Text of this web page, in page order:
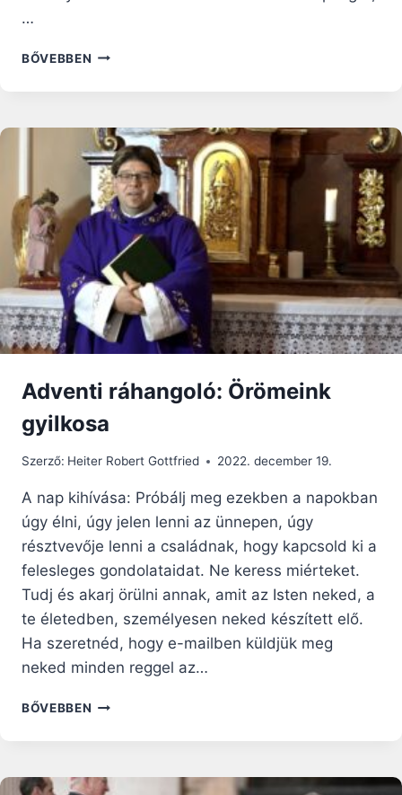
…
BŐVEBBEN AVILAI
„ISTEN
EGYEDÜL
ELÉG”
–
SZENTEK
ÉLETE
Adventi ráhangoló: Örömeink
gyilkosa
Szerző: Heiter Robert Gottfried 2022. december 19.
A nap kihívása: Próbálj meg ezekben a napokban
úgy élni, úgy jelen lenni az ünnepen, úgy
résztvevője lenni a családnak, hogy kapcsold ki a
felesleges gondolataidat. Ne keress miérteket.
Tudj és akarj örülni annak, amit az Isten neked, a
te életedben, személyesen neked készített elő.
Ha szeretnéd, hogy e-mailben küldjük meg
neked minden reggel az…
BŐVEBBEN ADVENTI